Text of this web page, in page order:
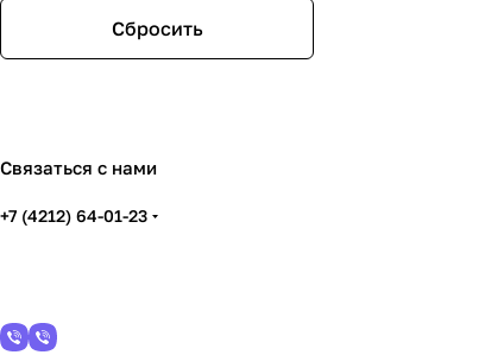
Сбросить
Связаться с нами
+7 (4212) 64-01-23